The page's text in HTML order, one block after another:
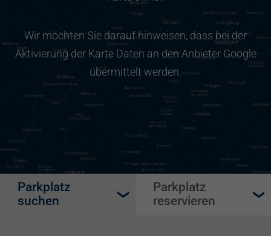
Wir möchten Sie darauf hinweisen, dass bei der
Aktivierung der Karte Daten an den Anbieter Google
übermittelt werden.
Parkplatz
suchen
Parkplatz
reservieren